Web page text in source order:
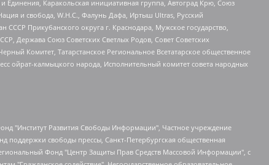
Каракольская инициативная группа, Автоград Крю, Союз
и свобода, W.H.С., Фалунь Дафа, Иртыш Ultras, Русский
Прикубанского округа г. Краснодара, Мужское государство,
Держава Союз Советских Светлых Родов, Совет Советских
Комитет, Татарстанское Региональное Всетатарское общественное
ойрат-калмыцкого народа, Исполнительный комитет совета народных
Львовна, Беляев Иван Михайлович, Владыкина Елена Сергеевна, Гельман Марат Александрович, Никульшина Вероника Юрьевна, Толоконникова Надежда Андреевна, Шендерович Виктор Анатольевич, Общество с ограниченной ответственностью "Данное сообщение", Общество с ограниченной ответственностью Издательский дом "Новая глава", Айнбиндер Александра Александровна, Московский комьюнити-центр для ЛГБТ+инициатив, Благотворительный фонд развития филантропии, Deutsche Welle (Германия, Kurt-Schumacher-Strasse 3, 53113 Bonn), Борзунова Мария Михайловна, Воробьев Виктор Викторович, Голубева Анна Львовна, Константинова Алла Михайловна, Малкова Ирина Владимировна, Мурадов Мурад Абдулгалимович, Осетинская Елизавета Николаевна, Понасенков Евгений Николаевич, Ганапольский Матвей Юрьевич, Киселев Евгений Алексеевич, Борухович Ирина Григорьевна, Дремин Иван Тимофеевич, Дубровский Дмитрий Викторович, Красноярская региональная общественная организация поддержки и развития альтернативных образовательных технологий и межкультурных коммуникаций "ИНТЕРРА", Маяковская Екатерина Алексеевна, Фейгин Марк Захарович, Филимонов Андрей Викторович, Дзугкоева Регина Николаевна, Доброхотов Роман Александрович, Дудь Юрий Александрович, Елкин Сергей Владимирович, Кругликов Кирилл Игоревич, Сабунаева Мария Леонидовна, Семенов Алексей Владимирович, Шаинян Карен Багратович, Шульман Екатерина Михайловна, Асафьев Артур Валерьевич, Вахштайн Виктор Семенович, Венедиктов Алексей Алексеевич, Лушникова Екатерина Евгеньевна, Волков Леонид Михайлович, Невзоров Александр Глебович, Пархоменко Сергей Борисович, Сироткин Ярослав Николаевич, Кара-Мурза Владимир Владимирович, Баранова Наталья Владимировна, Гозман Леонид Яковлевич, Кагарлицкий Борис Юльевич, Климарев Михаил Валерьевич, Милов Владимир Станиславович, Автономная некоммерческая организация Краснодарский центр современного искусства "Типография", Моргенштерн Алишер Тагирович, Соболь Любовь Эдуардовна, Общество с ограниченной ответственностью "ЛИЗА НОРМ", Каспаров Гарри Кимович, Ходорковский Михаил Борисович, Общество с ограниченной ответственностью "Апрельские тезисы", Данилович Ирина Брониславовна, Кашин Олег Владимирович, Петров Николай Владимирович, Пивоваров Алексей Владимирович, Соколов Михаил Владимирович, Цветкова Юлия Владимировна, Чичваркин Евгений Александрович, Комитет против пыток/Команда против пыток, Общество с ограниченной ответственностью "Первый научный", Общество с ограниченной ответственностью "Вертолет и ко", Белоцерковская Вероника Борисовна, Кац Максим Евгеньевич, Лазарева Татьяна Юрьевна, Шаведдинов Руслан Табризович, Яшин Илья Валерьевич, Общество с ограниченной ответственностью "Иноагент ААВ", Алешковский Дмитрий Петрович, Альбац Евгения Марковна, Быков Дмитрий Львович, Галямина Юлия Евгеньевна, Лойко Сергей Леонидович, Мартынов Кирилл Константинович, Медведев Сергей Александрович, Крашенинников Федор Геннадиевич, Гордеева Катерина Вл